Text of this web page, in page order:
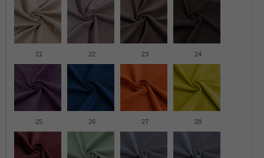
21 22 23 24
25 26 27 28